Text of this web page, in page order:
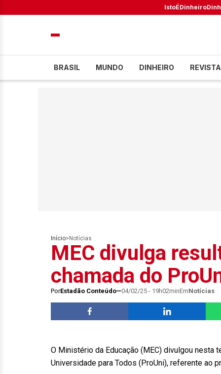
IstoÉDinheiro
BRASIL MUNDO DINHEIRO REVISTA
Início> Notícias
MEC divulga
chamada do
PorEstadão Conteúdo 04/02/25 - 19h02minEmNotícias
O Ministério da Educação (MEC) divulgou nesta
Universidade para Todos (ProUni), referente